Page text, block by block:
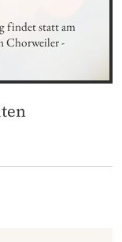
findet statt am
Chorweiler -
weiterleiten
kopieren